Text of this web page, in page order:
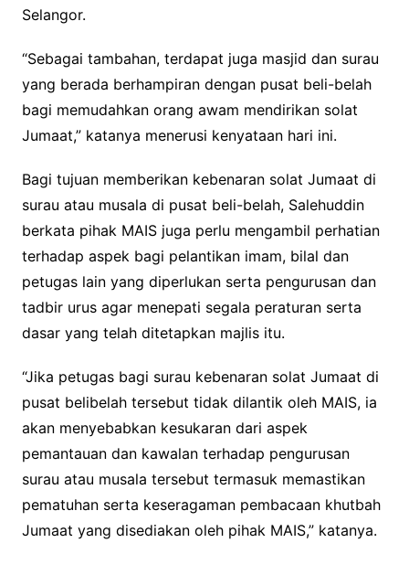
Selangor.
“Sebagai tambahan, terdapat juga masjid dan surau
yang berada berhampiran dengan pusat beli-belah
bagi memudahkan orang awam mendirikan solat
Jumaat,” katanya menerusi kenyataan hari ini.
Bagi tujuan memberikan kebenaran solat Jumaat di
surau atau musala di pusat beli-belah, Salehuddin
berkata pihak MAIS juga perlu mengambil perhatian
terhadap aspek bagi pelantikan imam, bilal dan
petugas lain yang diperlukan serta pengurusan dan
tadbir urus agar menepati segala peraturan serta
dasar yang telah ditetapkan majlis itu.
“Jika petugas bagi surau kebenaran solat Jumaat di
pusat belibelah tersebut tidak dilantik oleh MAIS, ia
akan menyebabkan kesukaran dari aspek
pemantauan dan kawalan terhadap pengurusan
surau atau musala tersebut termasuk memastikan
pematuhan serta keseragaman pembacaan khutbah
Jumaat yang disediakan oleh pihak MAIS,” katanya.